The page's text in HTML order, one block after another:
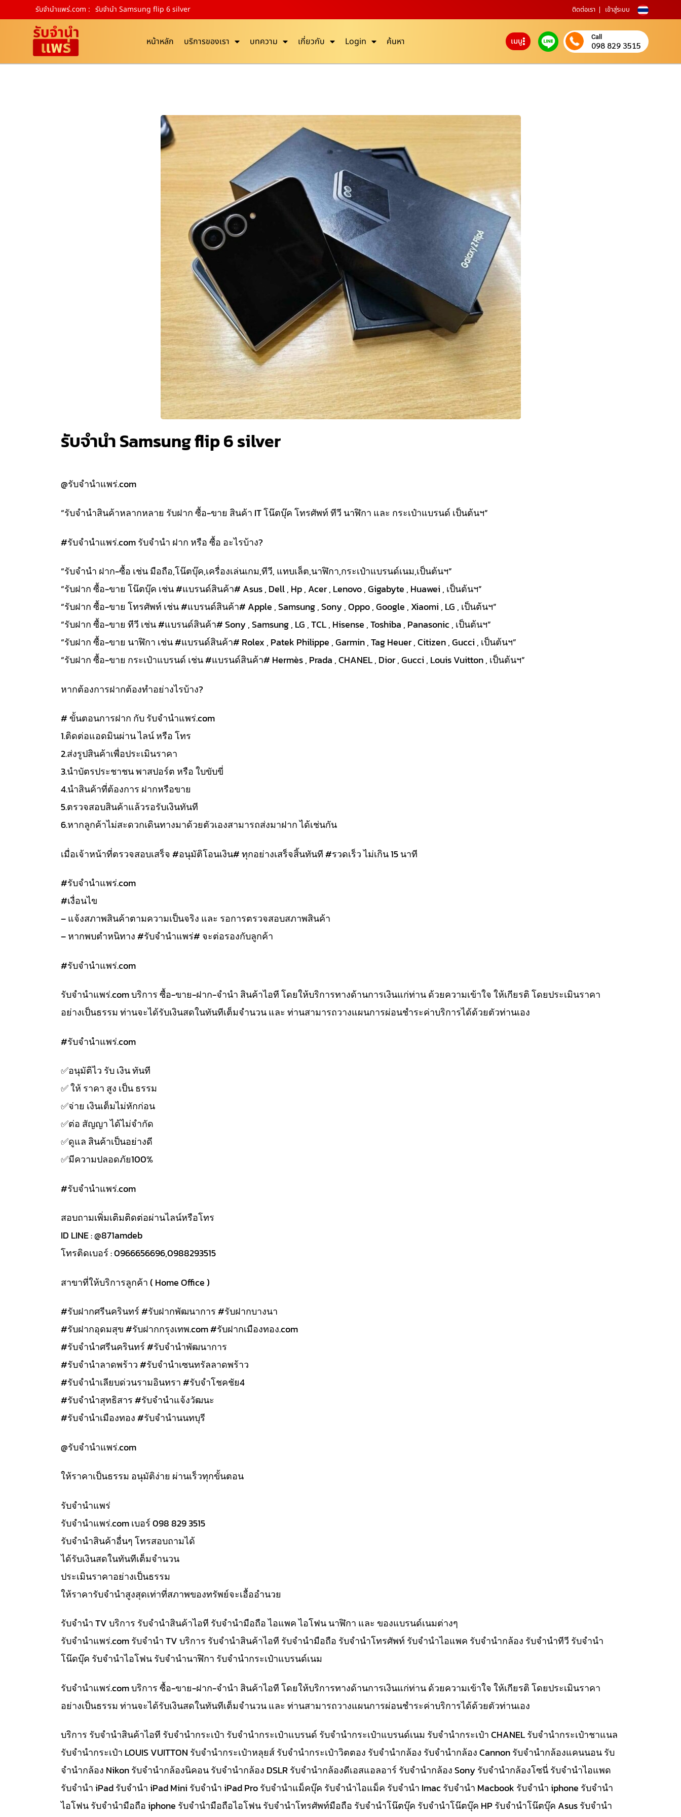
รับจํานําแพร่.com : รับจำนำ Samsung flip 6 silver ติดต่อเรา เข้าสู่ระบบ
หน้าหลัก บริการของเรา บทความ เกี่ยวกับ Login ค้นหา เมนู Call
098 829 3515
รับจำนำ Samsung flip 6 silver
@รับจำนำแพร่.com
“รับจำนำสินค้าหลากหลาย รับฝาก ซื้อ-ขาย สินค้า IT โน๊ตบุ๊ค โทรศัพท์ ทีวี นาฬิกา และ กระเป๋าแบรนด์ เป็นต้นฯ”
#รับจํานําแพร่.com รับจำนำ ฝาก หรือ ซื้อ อะไรบ้าง?
“รับจำนำ ฝาก-ซื้อ เช่น มือถือ,โน๊ตบุ๊ค,เครื่องเล่นเกม,ทีวี, แทบเล็ต,นาฬิกา,กระเป๋าแบรนด์เนม,เป็นต้นฯ”
“รับฝาก ซื้อ-ขาย โน๊ตบุ๊ค เช่น #แบรนด์สินค้า# Asus , Dell , Hp , Acer , Lenovo , Gigabyte , Huawei , เป็นต้นฯ”
“รับฝาก ซื้อ-ขาย โทรศัพท์ เช่น #แบรนด์สินค้า# Apple , Samsung , Sony , Oppo , Google , Xiaomi , LG , เป็นต้นฯ”
“รับฝาก ซื้อ-ขาย ทีวี เช่น #แบรนด์สินค้า# Sony , Samsung , LG , TCL , Hisense , Toshiba , Panasonic , เป็นต้นฯ”
“รับฝาก ซื้อ-ขาย นาฬิกา เช่น #แบรนด์สินค้า# Rolex , Patek Philippe , Garmin , Tag Heuer , Citizen , Gucci , เป็นต้นฯ”
“รับฝาก ซื้อ-ขาย กระเป๋าแบรนด์ เช่น #แบรนด์สินค้า# Hermès , Prada , CHANEL , Dior , Gucci , Louis Vuitton , เป็นต้นฯ”
หากต้องการฝากต้องทำอย่างไรบ้าง?
# ขั้นตอนการฝาก กับ รับจำนำแพร่.com
1.ติดต่อแอดมินผ่าน ไลน์ หรือ โทร
2.ส่งรูปสินค้าเพื่อประเมินราคา
3.นำบัตรประชาชน พาสปอร์ต หรือ ใบขับขี่
4.นำสินค้าที่ต้องการ ฝากหรือขาย
5.ตรวจสอบสินค้าแล้วรอรับเงินทันที
6.หากลูกค้าไม่สะดวกเดินทางมาด้วยตัวเองสามารถส่งมาฝาก ได้เช่นกัน
เมื่อเจ้าหน้าที่ตรวจสอบเสร็จ #อนุมัติโอนเงิน# ทุกอย่างเสร็จสิ้นทันที #รวดเร็ว ไม่เกิน 15 นาที
#รับจํานําแพร่.com
#เงื่อนไข
– แจ้งสภาพสินค้าตามความเป็นจริง และ รอการตรวจสอบสภาพสินค้า
– หากพบตำหนิทาง #รับจำนำแพร่# จะต่อรองกับลูกค้า
#รับจํานําแพร่.com
รับจํานําแพร่.com บริการ ซื้อ-ขาย-ฝาก-จำนำ สินค้าไอที โดยให้บริการทางด้านการเงินแก่ท่าน ด้วยความเข้าใจ ให้เกียรติ โดยประเมินราคา
อย่างเป็นธรรม ท่านจะได้รับเงินสดในทันทีเต็มจำนวน และ ท่านสามารถวางแผนการผ่อนชำระค่าบริการได้ด้วยตัวท่านเอง
#รับจํานําแพร่.com
✅️อนุมัติไว รับ เงิน ทันที
✅️ ให้ ราคา สูง เป็น ธรรม
✅️จ่าย เงินเต็มไม่หักก่อน
✅️ต่อ สัญญา ได้ไม่จำกัด
✅️ดูแล สินค้าเป็นอย่างดี
✅️มีความปลอดภัย100%
#รับจํานําแพร่.com
สอบถามเพิ่มเติมติดต่อผ่านไลน์หรือโทร
ID LINE : @871amdeb
โทรติดเบอร์ : 0966656696,0988293515
สาขาที่ให้บริการลูกค้า ( Home Office )
#รับฝากศรีนครินทร์ #รับฝากพัฒนาการ #รับฝากบางนา
#รับฝากอุดมสุข #รับฝากกรุงเทพ.com #รับฝากเมืองทอง.com
#รับจำนำศรีนครินทร์ #รับจำนำพัฒนาการ
#รับจำนำลาดพร้าว #รับจำนำเซนทรัลลาดพร้าว
#รับจำนำเลียบด่วนรามอินทรา #รับจำโชคชัย4
#รับจำนำสุทธิสาร #รับจำนำแจ้งวัฒนะ
#รับจำนำเมืองทอง #รับจำนำนนทบุรี
@รับจํานําแพร่.com
ให้ราคาเป็นธรรม อนุมัติง่าย ผ่านเร็วทุกขั้นตอน
รับจํานำแพร่
รับจํานําแพร่.com เบอร์ 098 829 3515
รับจำนำสินค้าอื่นๆ โทรสอบถามได้
ได้รับเงินสดในทันทีเต็มจำนวน
ประเมินราคาอย่างเป็นธรรม
ให้ราคารับจำนำสูงสุดเท่าที่สภาพของทรัพย์จะเอื้ออำนวย
รับจำนำ TV บริการ รับจำนำสินค้าไอที รับจำนำมือถือ ไอแพค ไอโฟน นาฬิกา และ ของแบรนด์เนมต่างๆ
รับจํานําแพร่.com รับจำนำ TV บริการ รับจำนำสินค้าไอที รับจำนำมือถือ รับจำนำโทรศัพท์ รับจำนำไอแพค รับจำนำกล้อง รับจำนำทีวี รับจำนำ
โน๊ดบุ๊ค รับจำนำไอโฟน รับจำนำนาฬิกา รับจำนำกระเป๋าแบรนด์เนม
รับจํานําแพร่.com บริการ ซื้อ-ขาย-ฝาก-จำนำ สินค้าไอที โดยให้บริการทางด้านการเงินแก่ท่าน ด้วยความเข้าใจ ให้เกียรติ โดยประเมินราคา
อย่างเป็นธรรม ท่านจะได้รับเงินสดในทันทีเต็มจำนวน และ ท่านสามารถวางแผนการผ่อนชำระค่าบริการได้ด้วยตัวท่านเอง
บริการ รับจำนำสินค้าไอที รับจำนำกระเป๋า รับจำนำกระเป๋าแบรนด์ รับจำนำกระเป๋าแบรนด์เนม รับจำนำกระเป๋า CHANEL รับจำนำกระเป๋าชาแนล
รับจำนำกระเป๋า LOUIS VUITTON รับจำนำกระเป๋าหลุยส์ รับจำนำกระเป๋าวิตตอง รับจำนำกล้อง รับจำนำกล้อง Cannon รับจำนำกล้องแคนนอน รับ
จำนำกล้อง Nikon รับจำนำกล้องนิคอน รับจำนำกล้อง DSLR รับจำนำกล้องดีเอสแอลอาร์ รับจำนำกล้อง Sony รับจำนำกล้องโซนี่ รับจำนำไอแพด
รับจำนำ iPad รับจำนำ iPad Mini รับจำนำ iPad Pro รับจำนำแม็คบุ๊ค รับจำนำไอแม็ค รับจำนำ Imac รับจำนำ Macbook รับจำนำ iphone รับจำนำ
ไอโฟน รับจำนำมือถือ iphone รับจำนำมือถือไอโฟน รับจำนำโทรศัพท์มือถือ รับจำนำโน๊ตบุ๊ค รับจำนำโน๊ตบุ๊ค HP รับจำนำโน๊ตบุ๊ค Asus รับจำนำ